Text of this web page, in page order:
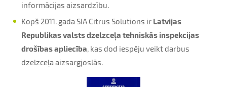
informācijas aizsardzību.
Kopš 2011. gada SIA Citrus Solutions ir Latvijas
Republikas valsts dzelzceļa tehniskās inspekcijas
drošības apliecība, kas dod iespēju veikt darbus
dzelzceļa aizsargjoslās.